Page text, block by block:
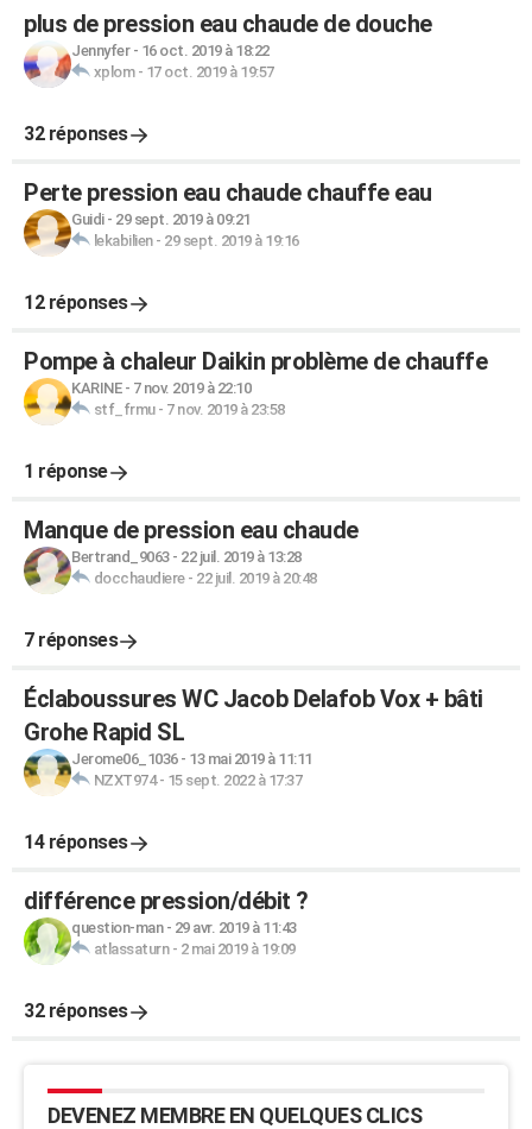
plus de pression eau chaude de douche
Jennyfer- 16 oct. 2019 à 18:22
xplom- 17 oct. 2019 à 19:57
32 réponses
Perte pression eau chaude chauffe eau
Guidi- 29 sept. 2019 à 09:21
lekabilien- 29 sept. 2019 à 19:16
12 réponses
Pompe à chaleur Daikin problème de chauffe
KARINE- 7 nov. 2019 à 22:10
stf_frmu- 7 nov. 2019 à 23:58
1 réponse
Manque de pression eau chaude
Bertrand_9063- 22 juil. 2019 à 13:28
docchaudiere- 22 juil. 2019 à 20:48
7 réponses
Éclaboussures WC Jacob Delafob Vox + bâti
Grohe Rapid SL
Jerome06_1036- 13 mai 2019 à 11:11
NZXT974- 15 sept. 2022 à 17:37
14 réponses
différence pression/débit ?
question-man- 29 avr. 2019 à 11:43
atlassaturn- 2 mai 2019 à 19:09
32 réponses
DEVENEZ MEMBRE EN QUELQUES CLICS